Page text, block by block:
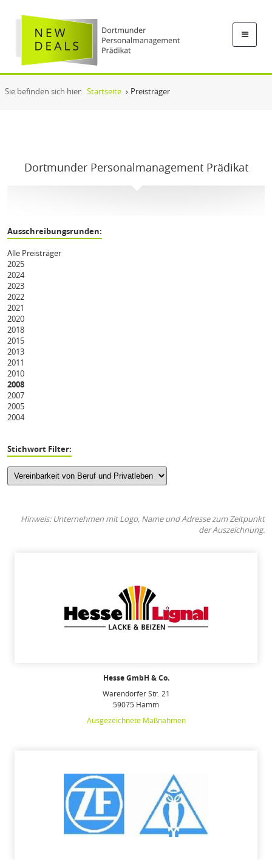
Sie befinden sich hier: Startseite › Preisträger
Dortmunder Personalmanagement Prädikat
Ausschreibungsrunden:
Alle Preisträger
2025
2024
2023
2022
2021
2020
2018
2015
2013
2011
2010
2008
2007
2005
2004
Stichwort Filter:
Hinweis: Unternehmen mit Logo, Name und Adresse zum Zeitpunkt
der Auszeichnung.
Hesse GmbH & Co.
Warendorfer Str. 21
59075 Hamm
Ausgezeichnete Maßnahmen